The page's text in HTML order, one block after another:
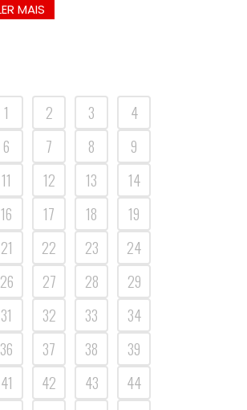
1 2 3
4
6 7 8
9
11 12 13
14
16 17 18
19
21 22 23
24
26 27 28
29
31 32 33
34
36 37 38
39
41 42 43
44